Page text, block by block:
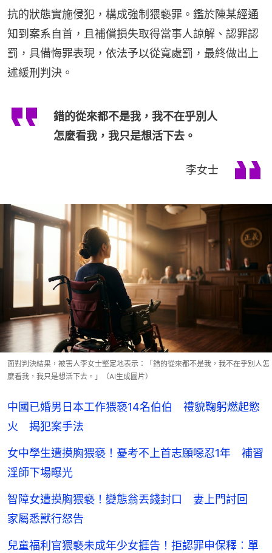
抗的狀態實施侵犯，構成強制猥褻罪。鑑於陳某經通
知到案系自首，且補償損失取得當事人諒解、認罪認
罰，具備悔罪表現，依法予以從寬處罰，最終做出上
述緩刑判決。
錯的從來都不是我，我不在乎別人
怎麼看我，我只是想活下去。
李女士
面對判決結果，被害人李女士堅定地表示：「錯的從來都不是我，我不在乎別人怎
麼看我，我只是想活下去。」（AI生成圖片）
中國已婚男日本工作猥褻14名伯伯 禮貌鞠躬燃起慾
火 揭犯案手法
女中學生遭摸胸猥褻！憂考不上首志願噁忍1年 補習
淫師下場曝光
智障女遭摸胸猥褻！變態翁丟錢封口 妻上門討回
家屬悉獸行怒告
兒童福利官猥褻未成年少女捱告！拒認罪申保釋︰單